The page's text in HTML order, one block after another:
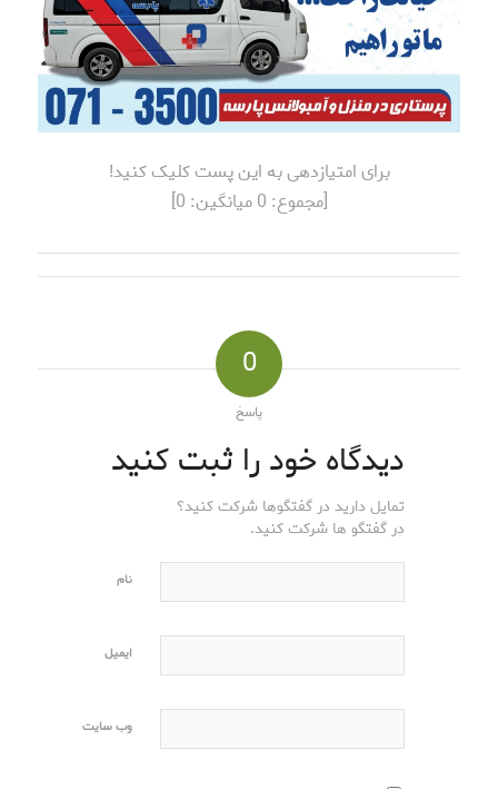
برای امتیازدهی به این پست کلیک کنید!
[مجموع: 0میانگین: 0
]
0
پاسخ
دیدگاه خود را ثبت کنید
تمایل دارید در گفتگوها شرکت کنید؟
در گفتگو ها شرکت کنید.
نام
ایمیل
وب‌ سایت